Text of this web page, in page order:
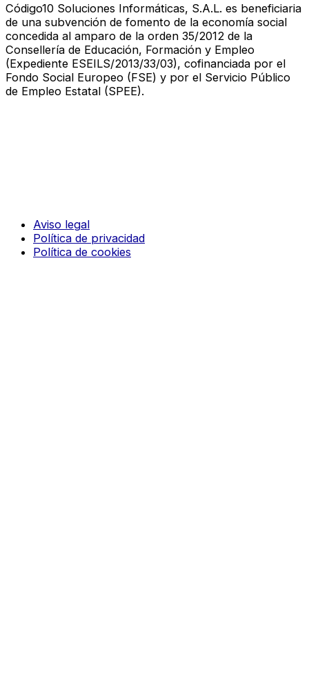
Código10 Soluciones Informáticas, S.A.L. es beneficiaria
de una subvención de fomento de la economía social
concedida al amparo de la orden 35/2012 de la
Consellería de Educación, Formación y Empleo
(Expediente ESEILS/2013/33/03), cofinanciada por el
Fondo Social Europeo (FSE) y por el Servicio Público
de Empleo Estatal (SPEE).
Aviso legal
Política de privacidad
Política de cookies